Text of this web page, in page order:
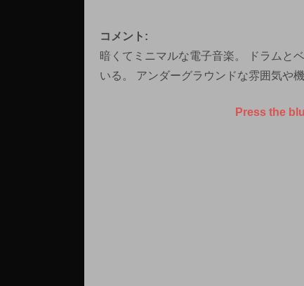
コメント:
暗くてミニマルな電子音楽。 ドラムと
いる。 アンダーグラウンドな雰囲気や
Press the